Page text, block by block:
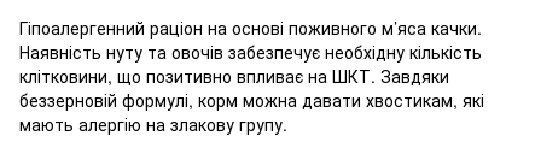
Гіпоалергенний раціон на основі поживного м’яса качки.
Наявність нуту та овочів забезпечує необхідну кількість
клітковини, що позитивно впливає на ШКТ. Завдяки
беззерновій формулі, корм можна давати хвостикам, які
мають алергію на злакову групу.